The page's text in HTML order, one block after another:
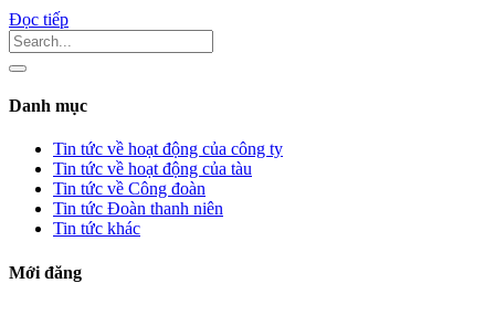
Đọc tiếp
Danh mục
Tin tức về hoạt động của công ty
Tin tức về hoạt động của tàu
Tin tức về Công đoàn
Tin tức Đoàn thanh niên
Tin tức khác
Mới đăng